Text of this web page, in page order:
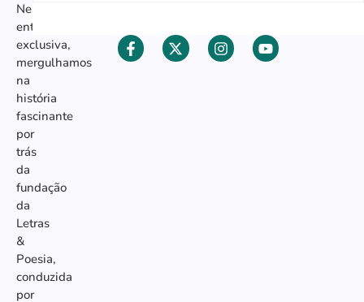
Nesta
entrevista
exclusiva,
mergulhamos
na
história
fascinante
por
trás
da
fundação
da
Letras
&
Poesia,
conduzida
por